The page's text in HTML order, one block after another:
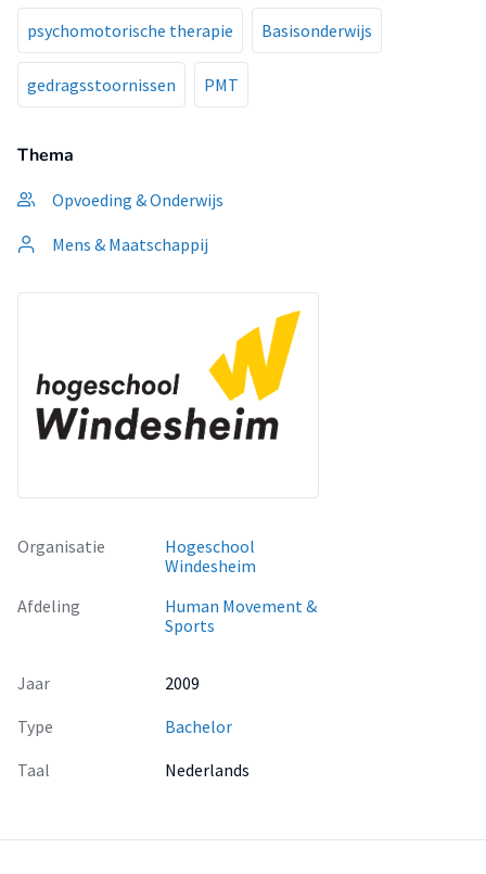
psychomotorische therapie Basisonderwijs
gedragsstoornissen PMT
Thema
Opvoeding & Onderwijs
Mens & Maatschappij
Organisatie
Hogeschool
Windesheim
Afdeling
Human Movement &
Sports
Jaar
2009
Type
Bachelor
Taal
Nederlands